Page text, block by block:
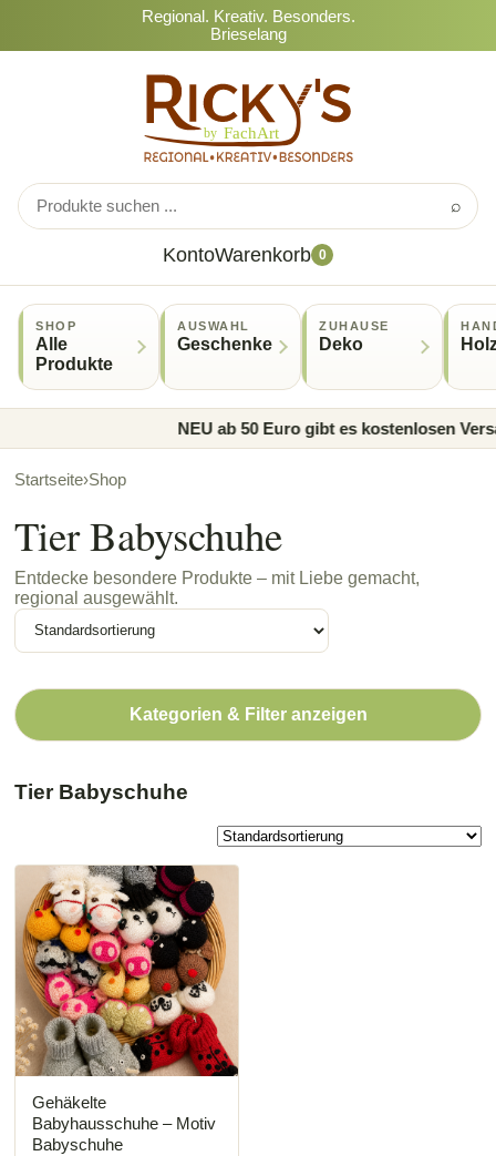
Regional. Kreativ. Besonders.
Brieselang
⌕
KontoWarenkorb 0
SHOP
Alle
Produkte
AUSWAHL
Geschenke
ZUHAUSE
Deko
NEU ab 50 Euro gibt es kostenlosen
Startseite›Shop
Tier Babyschuhe
Entdecke besondere Produkte – mit Liebe gemacht,
regional ausgewählt.
Kategorien & Filter anzeigen
Tier Babyschuhe
Gehäkelte
Babyhausschuhe – Motiv
Babyschuhe
Dieses
Produkt
weist
mehrere
Varianten
auf.
Die
Optionen
können
auf
der
Produktseite
gewählt
werden